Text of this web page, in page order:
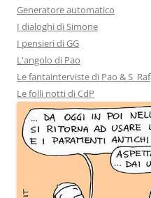
Generatore automatico
I dialoghi di Simone
I pensieri di GG
L'angolo di Pao
Le fantainterviste di Pao & S_Raf
Le folli notti di CdP